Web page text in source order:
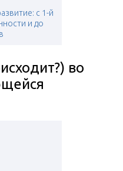
с 1-й
и до
во